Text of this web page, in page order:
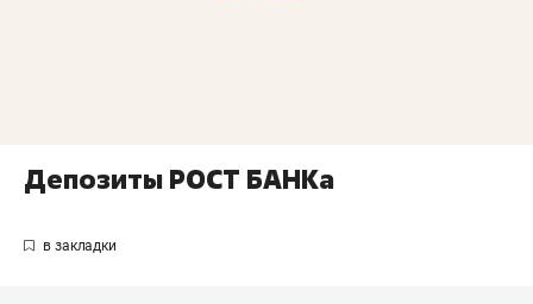
Депозиты РОСТ БАНКа